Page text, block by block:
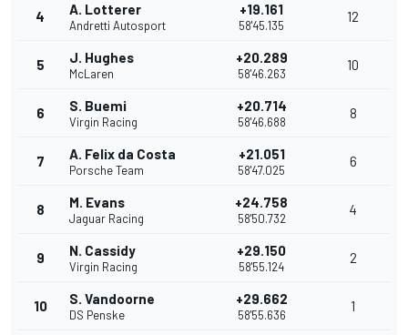
4 A. Lotterer
Andretti Autosport
+19.161
58'45.135
12
5 J. Hughes
McLaren
+20.289
58'46.263
10
6 S. Buemi
Virgin Racing
+20.714
58'46.688
8
7 A. Felix da Costa
Porsche Team
+21.051
58'47.025
6
8 M. Evans
Jaguar Racing
+24.758
58'50.732
4
9 N. Cassidy
Virgin Racing
+29.150
58'55.124
2
10 S. Vandoorne
DS Penske
+29.662
58'55.636
1